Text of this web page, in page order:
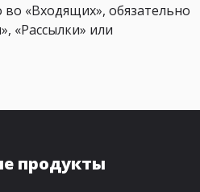
«Входящих», обязательно
«Рассылки» или
продукты